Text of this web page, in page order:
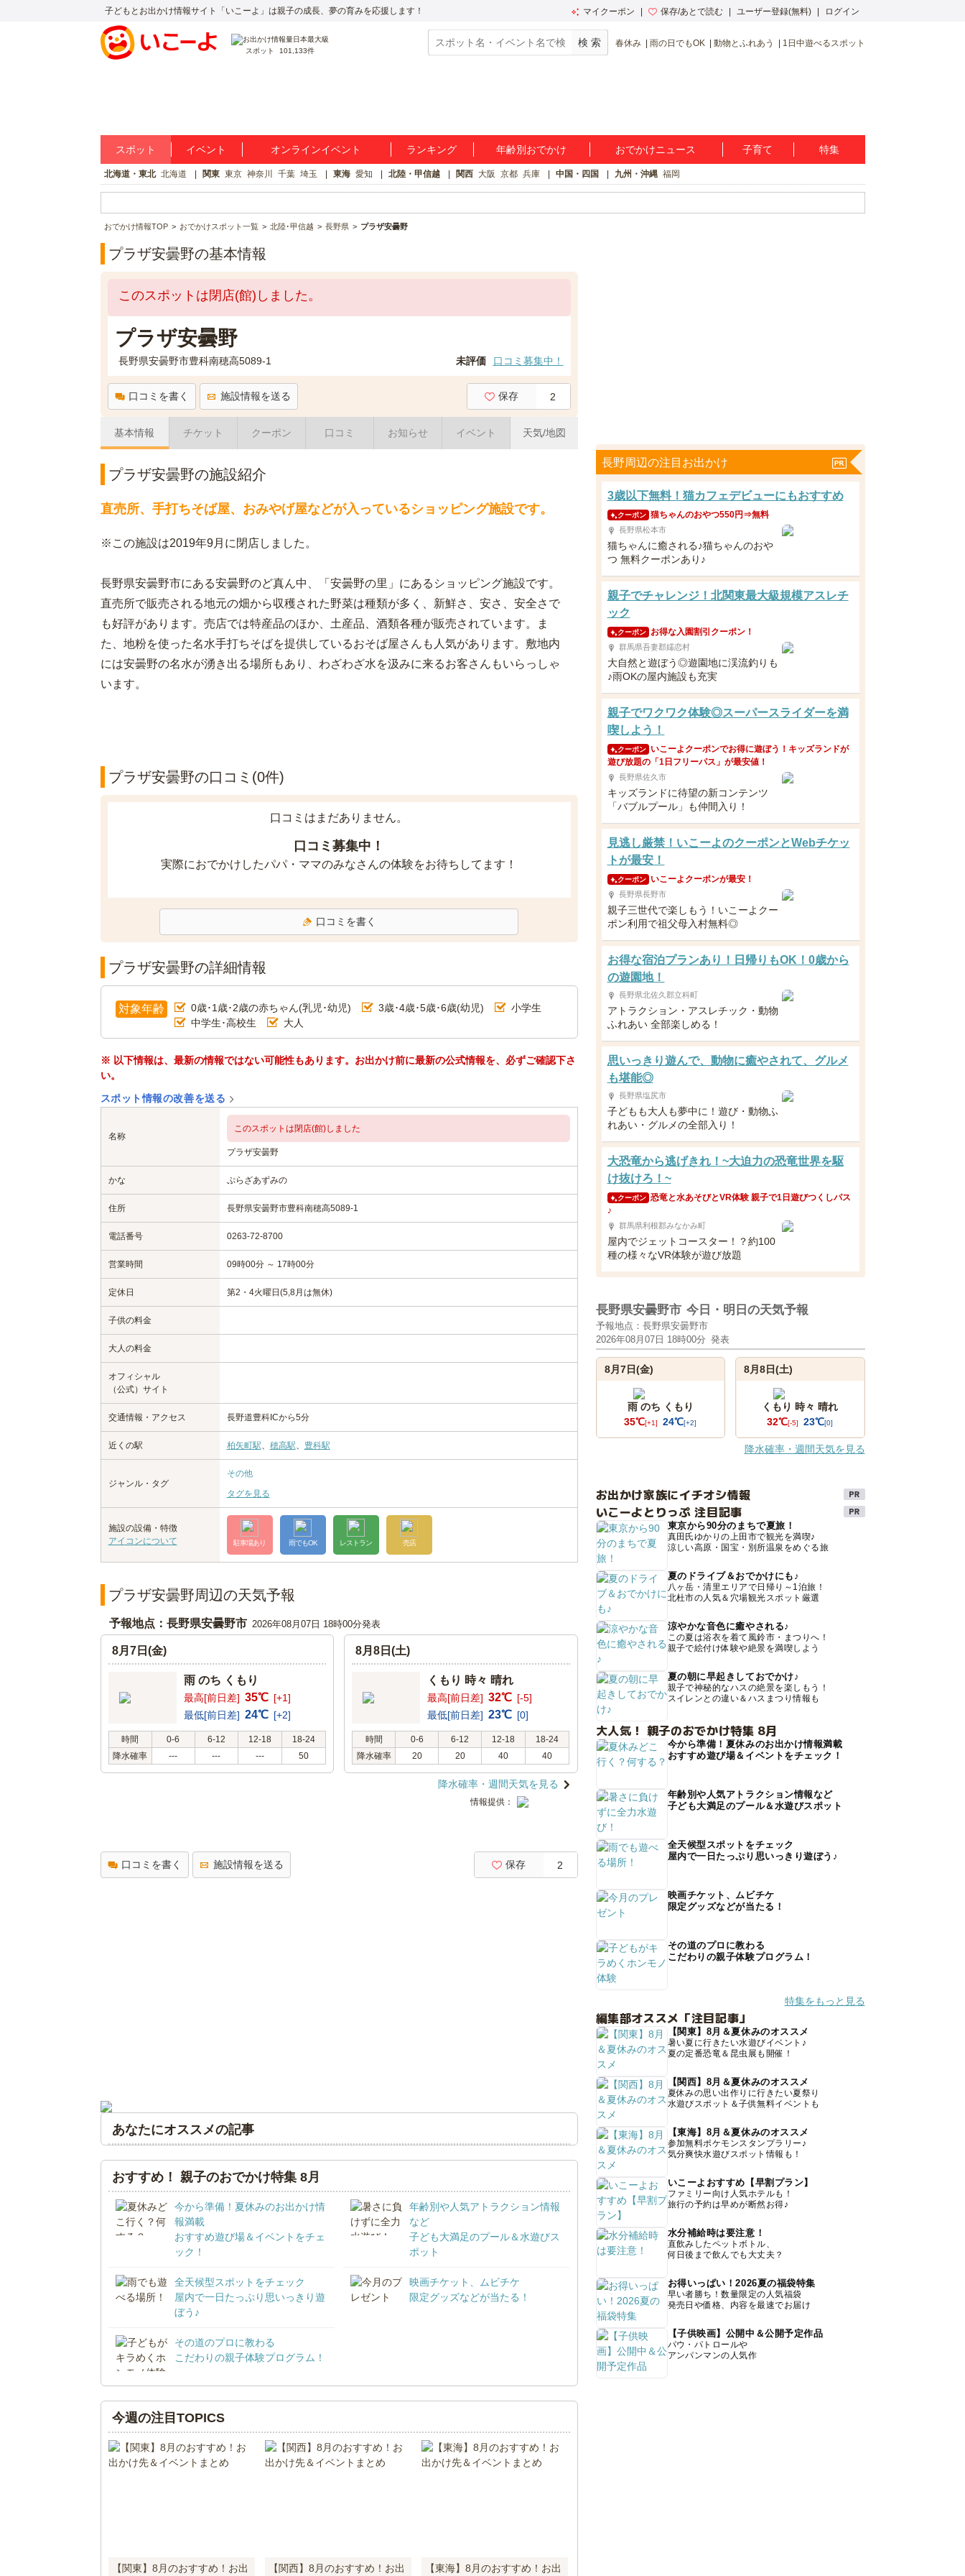
子どもとお出かけ情報サイト「いこーよ」は親子の成長、夢の育みを応援します！ マイクーポン 保存/あとで読む ユーザー登録(無料) ログイン
スポット 101,133件
春休み 雨の日でもOK 動物とふれあう 1日中遊べるスポット
スポット イベント オンラインイベント ランキング 年齢別おでかけ おでかけニュース 子育て 特集
北海道・東北 北海道 関東 東京 神奈川 千葉 埼玉 東海 愛知 北陸・甲信越 関西 大阪 京都 兵庫 中国・四国 九州・沖縄 福岡
おでかけ情報TOP おでかけスポット一覧 北陸･甲信越 長野県 プラザ安曇野
プラザ安曇野の基本情報
このスポットは閉店(館)しました。
プラザ安曇野
長野県安曇野市豊科南穂高5089-1 未評価 口コミ募集中！
口コミを書く 施設情報を送る 保存 2
基本情報 チケット クーポン 口コミ お知らせ イベント 天気/地図
プラザ安曇野の施設紹介
直売所、手打ちそば屋、おみやげ屋などが入っているショッピング施設です。
※この施設は2019年9月に閉店しました。
長野県安曇野市にある安曇野のど真ん中、「安曇野の里」にあるショッピング施設です。
直売所で販売される地元の畑から収穫された野菜は種類が多く、新鮮さ、安さ、安全さで
も好評があります。売店では特産品のほか、土産品、酒類各種が販売されています。ま
た、地粉を使った名水手打ちそばを提供しているおそば屋さんも人気があります。敷地内
には安曇野の名水が湧き出る場所もあり、わざわざ水を汲みに来るお客さんもいらっしゃ
います。
プラザ安曇野の口コミ(0件)
口コミはまだありません。
口コミ募集中！
実際におでかけしたパパ・ママのみなさんの体験をお待ちしてます！
口コミを書く
プラザ安曇野の詳細情報
対象年齢 0歳･1歳･2歳の赤ちゃん(乳児･幼児) 3歳･4歳･5歳･6歳(幼児)
小学生
中学生･高校生
大人
※ 以下情報は、最新の情報ではない可能性もあります。お出かけ前に最新の公式情報を、必ずご確認下さ
い。
スポット情報の改善を送る
名称
このスポットは閉店(館)しました
プラザ安曇野
かな ぷらざあずみの
住所 長野県安曇野市豊科南穂高5089-1
電話番号 0263-72-8700
営業時間 09時00分 ～ 17時00分
定休日 第2・4火曜日(5,8月は無休)
子供の料金
大人の料金
オフィシャル
（公式）サイト
交通情報・アクセス 長野道豊科ICから5分
近くの駅 柏矢町駅、 穂高駅、 豊科駅
ジャンル・タグ
その他
タグを見る
施設の設備・特徴
アイコンについて
駐車場あり 雨でもOK レストラン 売店
プラザ安曇野周辺の天気予報
予報地点：長野県安曇野市 2026年08月07日 18時00分発表
8月7日(金)
雨 のち くもり
最高[前日差] 35℃ [+1]
最低[前日差] 24℃ [+2]
時間 0-6 6-12 12-18
18-24
降水確率
--- --- --- 50
8月8日(土)
くもり 時々 晴れ
最高[前日差] 32℃ [-5]
最低[前日差] 23℃ [0]
時間 0-6 6-12 12-18
18-24
降水確率
20 20 40 40
降水確率・週間天気を見る
情報提供：
口コミを書く 施設情報を送る 保存 2
あなたにオススメの記事
おすすめ！ 親子のおでかけ特集 8月
今から準備！夏休みのお出かけ情
報満載
おすすめ遊び場＆イベントをチェ
ック！
年齢別や人気アトラクション情報
など
子ども大満足のプール＆水遊びス
ポット
全天候型スポットをチェック
屋内で一日たっぷり思いっきり遊
ぼう♪
映画チケット、ムビチケ
限定グッズなどが当たる！
その道のプロに教わる
こだわりの親子体験プログラム！
今週の注目TOPICS
【関東】8月のおすすめ！お出 【関西】8月のおすすめ！お出 【東海】8月のおすすめ！お出
長野周辺の注目お出かけ
3歳以下無料！猫カフェデビューにもおすすめ
クーポン 猫ちゃんのおやつ550円⇒無料
長野県松本市
猫ちゃんに癒される♪猫ちゃんのおや
つ 無料クーポンあり♪
親子でチャレンジ！北関東最大級規模アスレチ
ック
クーポン お得な入園割引クーポン！
群馬県吾妻郡嬬恋村
大自然と遊ぼう◎遊園地に渓流釣りも
♪雨OKの屋内施設も充実
親子でワクワク体験◎スーパースライダーを満
喫しよう！
クーポン
いこーよクーポンでお得に遊ぼう！キッズランドが
遊び放題の「1日フリーパス」が最安値！
長野県佐久市
キッズランドに待望の新コンテンツ
「バブルプール」も仲間入り！
見逃し厳禁！いこーよのクーポンとWebチケッ
トが最安！
クーポン いこーよクーポンが最安！
長野県長野市
親子三世代で楽しもう！いこーよクー
ポン利用で祖父母入村無料◎
お得な宿泊プランあり！日帰りもOK！0歳から
の遊園地！
長野県北佐久郡立科町
アトラクション・アスレチック・動物
ふれあい 全部楽しめる！
思いっきり遊んで、動物に癒やされて、グルメ
も堪能◎
長野県塩尻市
子どもも大人も夢中に！遊び・動物ふ
れあい・グルメの全部入り！
大恐竜から逃げきれ！~大迫力の恐竜世界を駆
け抜けろ！~
クーポン 恐竜と水あそびとVR体験 親子で1日遊びつくしパス
♪
群馬県利根郡みなかみ町
屋内でジェットコースター！？約100
種の様々なVR体験が遊び放題
長野県安曇野市 今日・明日の天気予報
予報地点：長野県安曇野市
2026年08月07日 18時00分 発表
8月7日(金)
雨 のち くもり
35℃[+1] 24℃[+2]
8月8日(土)
くもり 時々 晴れ
32℃[-5] 23℃[0]
降水確率・週間天気を見る
お出かけ家族にイチオシ情報
いこーよとりっぷ 注目記事
東京から90分のまちで夏旅！
真田氏ゆかりの上田市で観光を満喫♪
涼しい高原・国宝・別所温泉をめぐる旅
夏のドライブ＆おでかけにも♪
八ヶ岳・清里エリアで日帰り～1泊旅！
北杜市の人気＆穴場観光スポット厳選
涼やかな音色に癒やされる♪
この夏は浴衣を着て風鈴市・まつりへ！
親子で絵付け体験や絶景を満喫しよう
夏の朝に早起きしておでかけ♪
親子で神秘的なハスの絶景を楽しもう！
スイレンとの違い＆ハスまつり情報も
大人気！ 親子のおでかけ特集 8月
今から準備！夏休みのお出かけ情報満載
おすすめ遊び場＆イベントをチェック！
年齢別や人気アトラクション情報など
子ども大満足のプール＆水遊びスポット
全天候型スポットをチェック
屋内で一日たっぷり思いっきり遊ぼう♪
映画チケット、ムビチケ
限定グッズなどが当たる！
その道のプロに教わる
こだわりの親子体験プログラム！
特集をもっと見る
編集部オススメ「注目記事」
【関東】8月＆夏休みのオススメ
暑い夏に行きたい水遊びイベント♪
夏の定番恐竜＆昆虫展も開催！
【関西】8月＆夏休みのオススメ
夏休みの思い出作りに行きたい夏祭り
水遊びスポット＆子供無料イベントも
【東海】8月＆夏休みのオススメ
参加無料ポケモンスタンプラリー♪
気分爽快水遊びスポット情報も！
いこーよおすすめ【早割プラン】
ファミリー向け人気ホテルも！
旅行の予約は早めが断然お得♪
水分補給時は要注意！
直飲みしたペットボトル、
何日後まで飲んでも大丈夫？
お得いっぱい！2026夏の福袋特集
早い者勝ち！数量限定の人気福袋
発売日や価格、内容を最速でお届け
【子供映画】公開中＆公開予定作品
パウ・パトロールや
アンパンマンの人気作